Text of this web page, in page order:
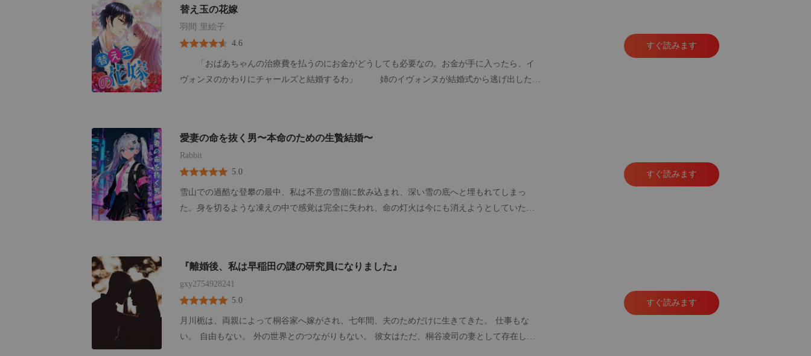
替え玉の花嫁
羽間 里絵子
4.6
「おばあちゃんの治療費を払うのにお金がどうしても必要なの。お金が手に入ったら、イ
ヴォンヌのかわりにチャールズと結婚するわ」 姉のイヴォンヌが結婚式から逃げ出したと
がお互いを好きになったとは思っていなかった。
すぐ読みます
愛妻の命を抜く男〜本命のための生贄結婚〜
Rabbit
5.0
雪山での過酷な登攀の最中、私は不意の雪崩に飲み込まれ、深い雪の底へと埋もれてしまっ
た。身を切るような凍えの中で感覚は完全に失われ、命の灯火は今にも消えようとしていた。
っとわずかな意識を取り戻した。そこで耳にしたのは、夫と担当医が交わす信じられない会話
だった。 「命を救うために、手足を切断するだけというお話だったはずです。 なぜ、奥様の
造血幹細胞まで一滴残らず抜き取ろうとなさるのですか！」 「ご主人、これでは、あなたがご
自身のその手で彼女の生きる希望を完全に断ち切ることになってしまいますよ！」 いつもは感
情を抑えた理知的な夫の声が、骨の髄まで凍るような残忍さを帯びて静かに響いた。 「今日ま
すぐ読みます
『離婚後、私は早稲田の謎の研究員になりました』
gxy2754928241
5.0
月川栀は、両親によって桐谷家へ嫁がされ、七年間、夫のためだけに生きてきた。 仕事もな
い。 自由もない。 外の世界とのつながりもない。 彼女はただ、桐谷凌司の妻として存在して
すぐ読みます